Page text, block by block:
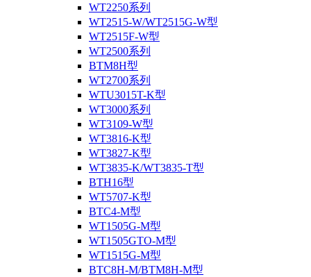
WT2250系列
WT2515-W/WT2515G-W型
WT2515F-W型
WT2500系列
BTM8H型
WT2700系列
WTU3015T-K型
WT3000系列
WT3109-W型
WT3816-K型
WT3827-K型
WT3835-K/WT3835-T型
BTH16型
WT5707-K型
BTC4-M型
WT1505G-M型
WT1505GTO-M型
WT1515G-M型
BTC8H-M/BTM8H-M型